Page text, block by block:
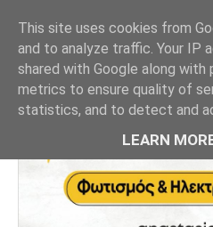
This site uses cookies from
and to analyze traffic. Your IP
shared with Google along
metrics to ensure quality of
statistics, and to detect and
LEARN